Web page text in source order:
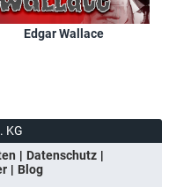
Edgar Wallace
KG
Datenschutz
Blog